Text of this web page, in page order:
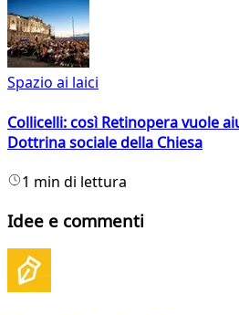
Spazio ai laici
Collicelli: così Retinopera vuole
Dottrina sociale della Chiesa
1 min di lettura
Idee e commenti